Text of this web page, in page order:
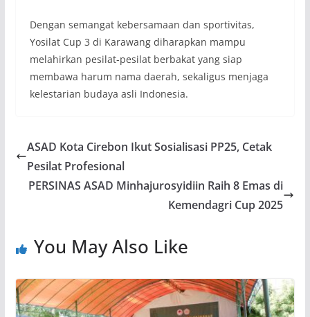
Dengan semangat kebersamaan dan sportivitas,
Yosilat Cup 3 di Karawang diharapkan mampu
melahirkan pesilat-pesilat berbakat yang siap
membawa harum nama daerah, sekaligus menjaga
kelestarian budaya asli Indonesia.
ASAD Kota Cirebon Ikut Sosialisasi PP25, Cetak
Pesilat Profesional
PERSINAS ASAD Minhajurosyidiin Raih 8 Emas di
Kemendagri Cup 2025
You May Also Like